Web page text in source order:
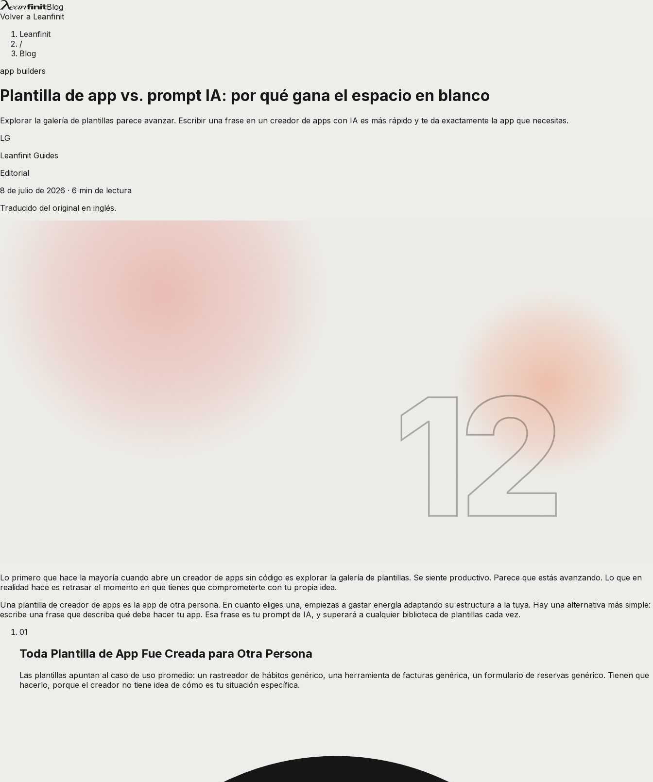
Blog
Volver a Leanfinit
Leanfinit
/
Blog
app builders
Plantilla de app vs. prompt IA: por qué gana el espacio en blanco
Explorar la galería de plantillas parece avanzar. Escribir una frase en un creador de apps con IA es más rápido y te da exactamente la app que necesitas.
LG
Leanfinit Guides
Editorial
8 de julio de 2026 · 6 min de lectura
Traducido del original en inglés.
12
Lo primero que hace la mayoría cuando abre un creador de apps sin código es explorar la galería de plantillas. Se siente productivo. Parece que estás avanzando. Lo que en
realidad hace es retrasar el momento en que tienes que comprometerte con tu propia idea.
Una plantilla de creador de apps es la app de otra persona. En cuanto eliges una, empiezas a gastar energía adaptando su estructura a la tuya. Hay una alternativa más simple:
escribe una frase que describa qué debe hacer tu app. Esa frase es tu prompt de IA, y superará a cualquier biblioteca de plantillas cada vez.
01
Toda Plantilla de App Fue Creada para Otra Persona
Las plantillas apuntan al caso de uso promedio: un rastreador de hábitos genérico, una herramienta de facturas genérica, un formulario de reservas genérico. Tienen que
hacerlo, porque el creador no tiene idea de cómo es tu situación específica.